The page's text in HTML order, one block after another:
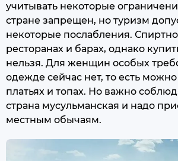
учитывать некоторые
стране запрещен, но туризм
некоторые послабления.
ресторанах и барах, однако
нельзя. Для женщин особых
одежде сейчас нет, то есть
платьях и топах. Но важно
страна мусульманская и надо
местным обычаям.